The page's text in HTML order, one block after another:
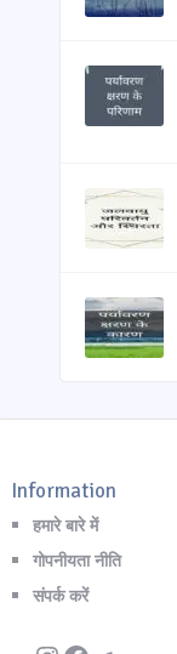
Information
हमारे बारे में
गोपनीयता नीति
संपर्क करें
Instagram